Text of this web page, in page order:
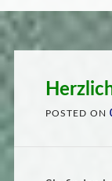
content
POSTED ON